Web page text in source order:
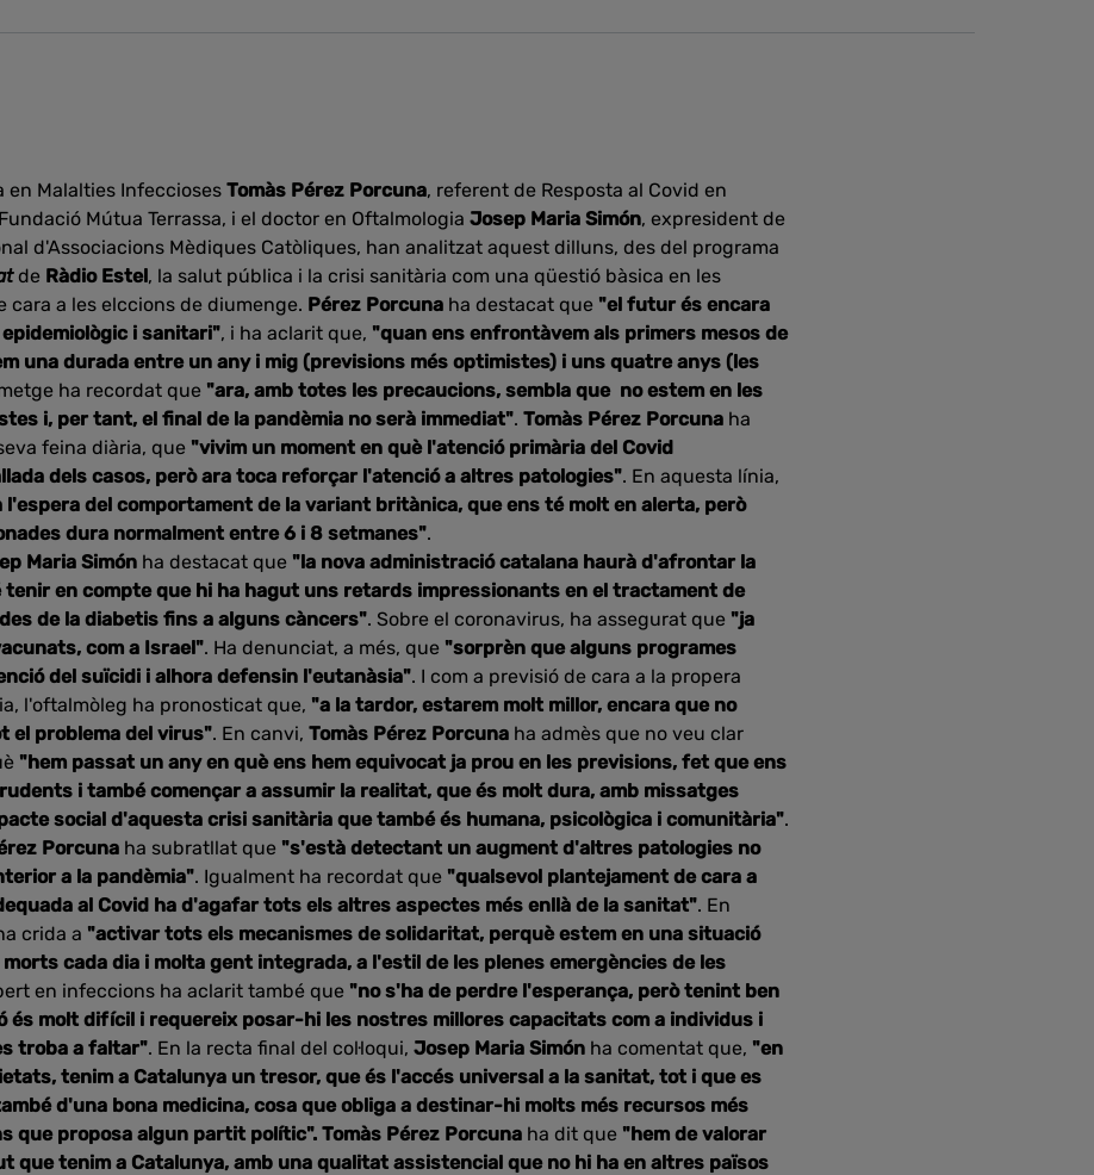
en Malalties Infeccioses Tomàs Pérez Porcuna, referent de Resposta al Covid en
Mútua Terrassa, i el doctor en Oftalmologia Josep Maria Simón, expresident de
d'Associacions Mèdiques Catòliques, han analitzat aquest dilluns, des del programa
de Ràdio Estel, la salut pública i la crisi sanitària com una qüestió bàsica en les
cara a les elccions de diumenge. Pérez Porcuna ha destacat que "el futur és encara
i sanitari", i ha aclarit que, "quan ens enfrontàvem als primers mesos de
una durada entre un any i mig (previsions més optimistes) i uns quatre anys (les
ha recordat que "ara, amb totes les precaucions, sembla que no estem en les
i, per tant, el final de la pandèmia no serà immediat". Tomàs Pérez Porcuna ha
feina diària, que "vivim un moment en què l'atenció primària del Covid
dels casos, però ara toca reforçar l'atenció a altres patologies". En aquesta línia,
l'espera del comportament de la variant britànica, que ens té molt en alerta, però
dura normalment entre 6 i 8 setmanes".
Maria Simón ha destacat que "la nova administració catalana haurà d'afrontar la
tenir en compte que hi ha hagut uns retards impressionants en el tractament de
de la diabetis fins a alguns càncers". Sobre el coronavirus, ha assegurat que "ja
com a Israel". Ha denunciat, a més, que "sorprèn que alguns programes
del suïcidi i alhora defensin l'eutanàsia". I com a previsió de cara a la propera
l'oftalmòleg ha pronosticat que, "a la tardor, estarem molt millor, encara que no
el problema del virus". En canvi, Tomàs Pérez Porcuna ha admès que no veu clar
"hem passat un any en què ens hem equivocat ja prou en les previsions, fet que ens
i també començar a assumir la realitat, que és molt dura, amb missatges
social d'aquesta crisi sanitària que també és humana, psicològica i comunitària".
Porcuna ha subratllat que "s'està detectant un augment d'altres patologies no
a la pandèmia". Igualment ha recordat que "qualsevol plantejament de cara a
al Covid ha d'agafar tots els altres aspectes més enllà de la sanitat". En
crida a "activar tots els mecanismes de solidaritat, perquè estem en una situació
cada dia i molta gent integrada, a l'estil de les plenes emergències de les
en infeccions ha aclarit també que "no s'ha de perdre l'esperança, però tenint ben
és molt difícil i requereix posar-hi les nostres millores capacitats com a individus i
troba a faltar". En la recta final del col·loqui, Josep Maria Simón ha comentat que, "en
tenim a Catalunya un tresor, que és l'accés universal a la sanitat, tot i que es
d'una bona medicina, cosa que obliga a destinar-hi molts més recursos més
que proposa algun partit polític". Tomàs Pérez Porcuna ha dit que "hem de valorar
que tenim a Catalunya, amb una qualitat assistencial que no hi ha en altres països